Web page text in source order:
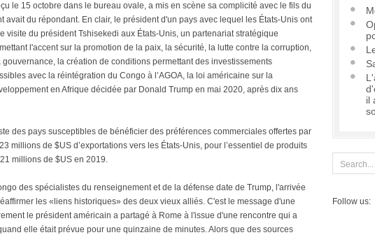
le 15 octobre dans le bureau ovale, a mis en scène sa complicité avec le fils du
avait du répondant. En clair, le président d'un pays avec lequel les États-Unis ont
visite du président Tshisekedi aux États-Unis, un partenariat stratégique
l'accent sur la promotion de la paix, la sécurité, la lutte contre la corruption,
la création de conditions permettant des investissements
avec la réintégration du Congo à l’AGOA, la loi américaine sur la
en Afrique décidée par Donald Trump en mai 2020, après dix ans
des pays susceptibles de bénéficier des préférences commerciales offertes par
millions de $US d’exportations vers les États-Unis, pour l’essentiel de produits
millions de $US en 2019.
des spécialistes du renseignement et de la défense date de Trump, l'arrivée
les «liens historiques» des deux vieux alliés. C'est le message d'une
le président américain a partagé à Rome à l'issue d'une rencontre qui a
elle était prévue pour une quinzaine de minutes. Alors que des sources
il
Follow us: